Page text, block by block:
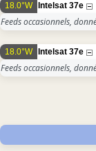
18.0°W Intelsat 37e
Feeds occasionnels,
18.0°W Intelsat 37e
Feeds occasionnels,